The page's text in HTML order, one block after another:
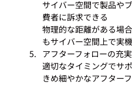
サイバー空間で製品や
費者に訴求できる
物理的な距離がある場
もサイバー空間上で実
アフターフォローの充
適切なタイミングでサ
きめ細やかなアフター